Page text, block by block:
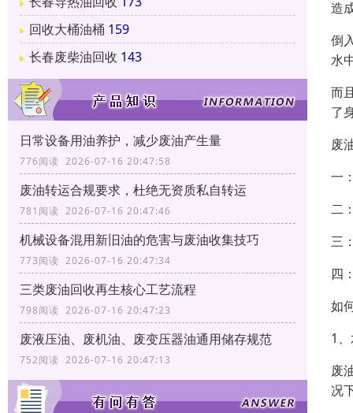
回收大桶油桶 159
长春废柴油回收 143
日常设备用油养护，减少废油产生量
776阅读 2026-07-16 20:47:58
废油转运合规要求，杜绝无资质私自转运
781阅读 2026-07-16 20:47:46
机械设备混用新旧油的危害与废油收集技巧
773阅读 2026-07-16 20:47:34
三类废油回收再生核心工艺流程
798阅读 2026-07-16 20:47:23
废液压油、废机油、废变压器油通用储存规范
752阅读 2026-07-16 20:47:13
造
倒
水
而
了
废
一
二
三
四
如
1
废
况